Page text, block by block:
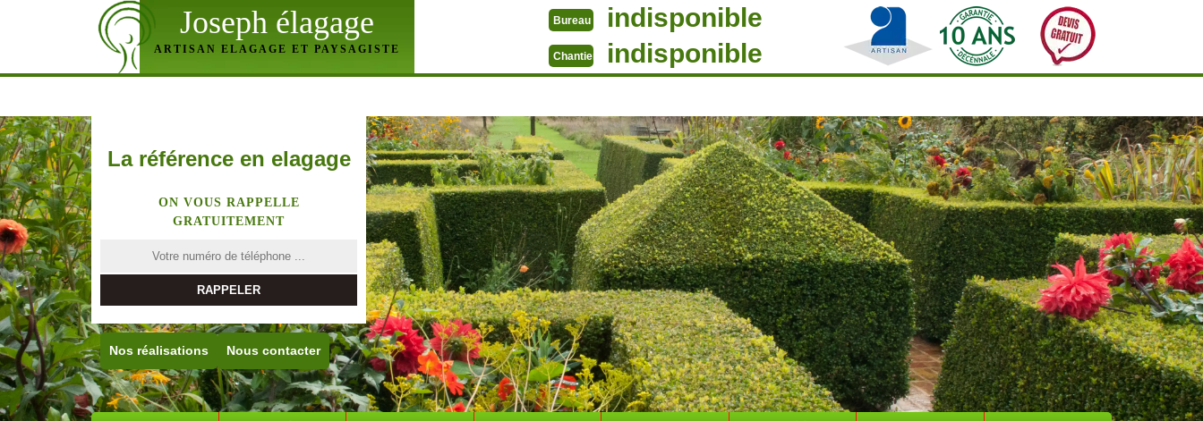
Joseph élagage
ARTISAN ELAGAGE ET PAYSAGISTE
Bureau indisponible
Chantier indisponible
La référence en elagage
ON VOUS RAPPELLE
GRATUITEMENT
Nos réalisations Nous contacter